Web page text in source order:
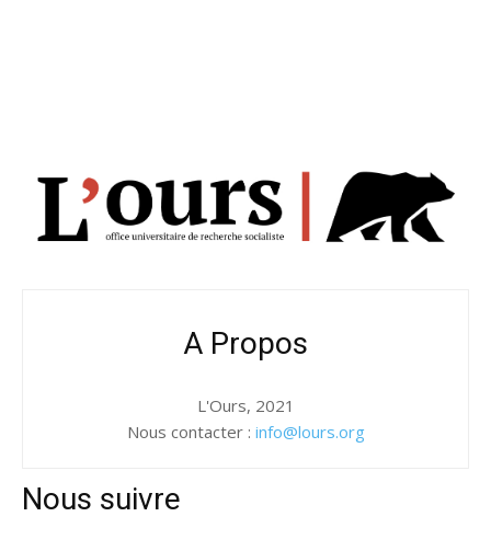
A Propos
L'Ours, 2021
Nous contacter : info@lours.org
Nous suivre